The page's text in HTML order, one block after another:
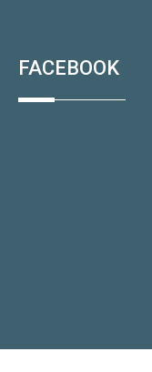
FACEBOOK